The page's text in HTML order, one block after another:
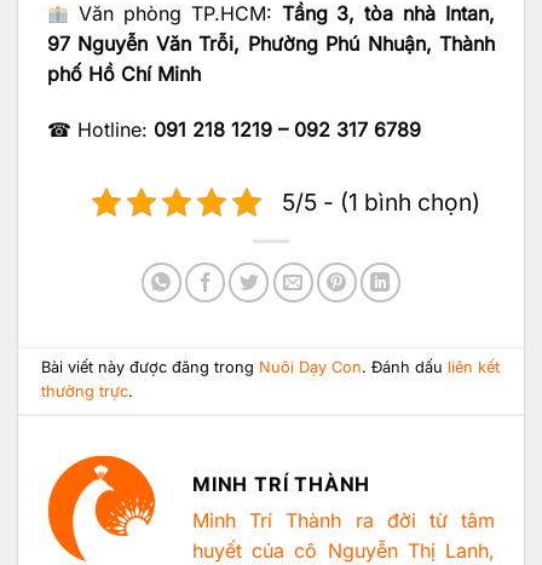
Văn phòng TP.HCM: Tầng 3, tòa nhà Intan,
97 Nguyễn Văn Trỗi, Phường Phú Nhuận, Thành
phố Hồ Chí Minh
☎ Hotline: 091 218 1219 – 092 317 6789
5/5 - (1 bình chọn)
Bài viết này được đăng trong Nuôi Dạy Con. Đánh dấu liên kết
thường trực.
MINH TRÍ THÀNH
Minh Trí Thành ra đời từ tâm
huyết của cô Nguyễn Thị Lanh,